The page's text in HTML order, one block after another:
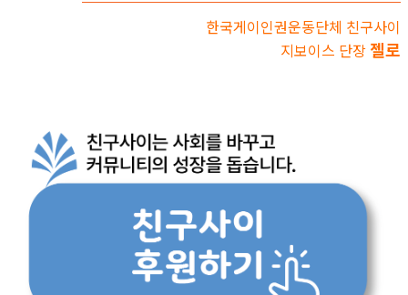
한국게이인권운동단체 친구사이
지보이스 단장 젤로